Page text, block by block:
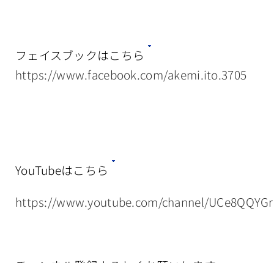
フェイスブックはこちら
https://www.facebook.com/akemi.ito.3705
YouTubeはこちら
https://www.youtube.com/channel/